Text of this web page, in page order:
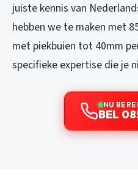
juiste kennis van
hebben we te maken met
met piekbuien tot 40mm
specifieke expertise die je
NU
BEL